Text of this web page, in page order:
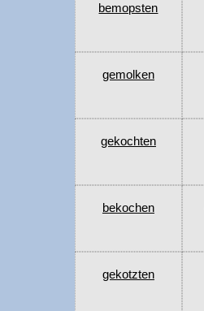
bemopsten
gemolken
gekochten
bekochen
gekotzten